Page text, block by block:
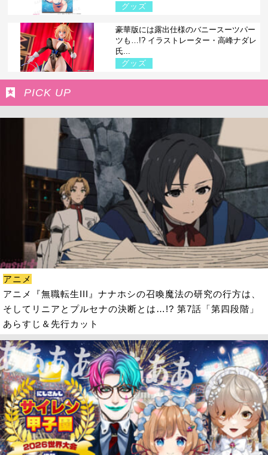
グッズ
豪華版には露出仕様のバニースーツパー
ツも…!? イラストレーター・高峰ナダレ
氏...
グッズ
PICK UP
アニメ
アニメ『無職転生III』ナナホシの召喚魔法の研究の行方は、
そしてリニアとプルセナの決断とは…!? 第7話「第四段階」
あらすじ＆先行カット